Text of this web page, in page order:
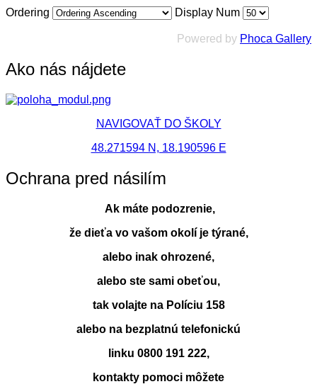
Ordering Display Num
Powered by Phoca Gallery
Ako nás nájdete
NAVIGOVAŤ DO ŠKOLY
48.271594 N, 18.190596 E
Ochrana pred násilím
Ak máte podozrenie,
že dieťa vo vašom okolí je týrané,
alebo inak ohrozené,
alebo ste sami obeťou,
tak volajte na Políciu 158
alebo na bezplatnú telefonickú
linku 0800 191 222,
kontakty pomoci môžete